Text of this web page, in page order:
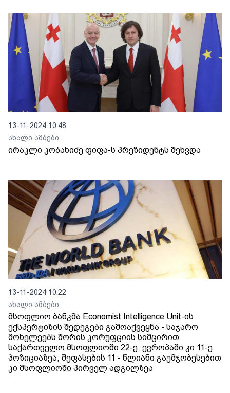
13-11-2024 10:48
ახალი ამბები
ირაკლი კობახიძე ფიფა-ს პრეზიდენტს შეხვდა
13-11-2024 10:22
ახალი ამბები
მსოფლიო ბანკმა Economist Intelligence Unit-ის
ექსპერტიზის შედეგები გამოაქვეყნა - საჯარო
მოხელეებს შორის კორუფციის სიმცირით
საქართველო მსოფლიოში 22-ე, ევროპაში კი 11-ე
პოზიციაზეა, შეფასების 11 - წლიანი გაუმჯობესებით
კი მსოფლიოში პირველ ადგილზეა